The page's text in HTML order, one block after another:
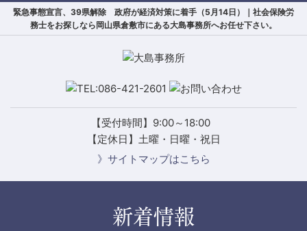
緊急事態宣言、39県解除 政府が経済対策に着手（5月14日）｜社会保険労
務士をお探しなら岡山県倉敷市にある大島事務所へお任せ下さい。
【受付時間】9:00～18:00
【定休日】土曜・日曜・祝日
》サイトマップはこちら
新着情報